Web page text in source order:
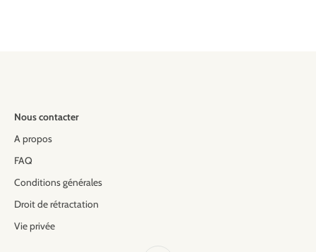
Nous contacter
A propos
FAQ
Conditions générales
Droit de rétractation
Vie privée